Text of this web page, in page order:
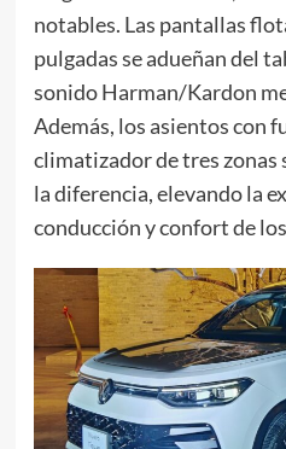
notables. Las pantallas
pulgadas se adueñan del
sonido Harman/Kardon
Además, los asientos con
climatizador de tres zonas
la diferencia, elevando la
conducción y confort de